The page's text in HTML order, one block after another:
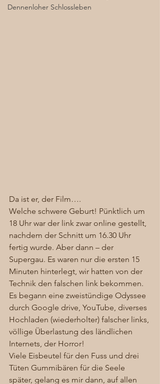
Dennenloher Schlossleben
Da ist er, der Film….
Welche schwere Geburt! Pünktlich um
18 Uhr war der link zwar online gestellt,
nachdem der Schnitt um 16.30 Uhr
fertig wurde. Aber dann – der
Supergau. Es waren nur die ersten 15
Minuten hinterlegt, wir hatten von der
Technik den falschen link bekommen.
Es begann eine zweistündige Odyssee
durch Google drive, YouTube, diverses
Hochladen (wiederholter) falscher links,
völlige Überlastung des ländlichen
Internets, der Horror!
Viele Eisbeutel für den Fuss und drei
Tüten Gummibären für die Seele
später, gelang es mir dann, auf allen